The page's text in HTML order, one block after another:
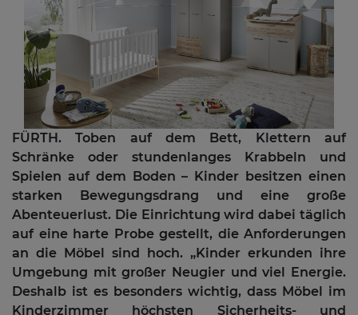
FÜRTH. Toben auf dem Bett, Klettern auf
Schränke oder stundenlanges Krabbeln und
Spielen auf dem Boden – Kinder besitzen einen
starken Bewegungsdrang und eine große
Abenteuerlust. Die Einrichtung wird dabei täglich
auf eine harte Probe gestellt, die Anforderungen
an die Möbel sind hoch. „Kinder erkunden ihre
Umgebung mit großer Neugier und viel Energie.
Deshalb ist es besonders wichtig, dass Möbel im
Kinderzimmer höchsten Sicherheits- und